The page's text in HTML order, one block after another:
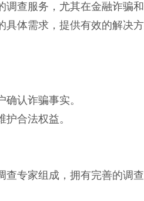
查服务，尤其在金融诈骗
体需求，提供有效的解决方
认诈骗事实。
合法权益。
专家组成，拥有完善的调